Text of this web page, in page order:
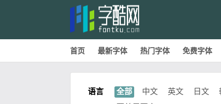
首页 最新字体 热门字体 免费字体
语言 全部 中文 英文 日文